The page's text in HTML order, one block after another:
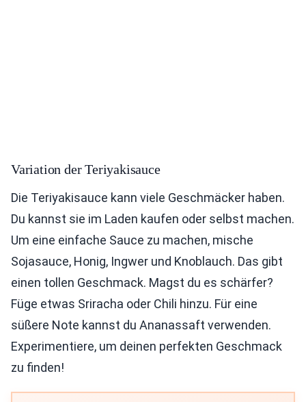
Variation der Teriyakisauce
Die Teriyakisauce kann viele Geschmäcker haben.
Du kannst sie im Laden kaufen oder selbst machen.
Um eine einfache Sauce zu machen, mische
Sojasauce, Honig, Ingwer und Knoblauch. Das gibt
einen tollen Geschmack. Magst du es schärfer?
Füge etwas Sriracha oder Chili hinzu. Für eine
süßere Note kannst du Ananassaft verwenden.
Experimentiere, um deinen perfekten Geschmack
zu finden!